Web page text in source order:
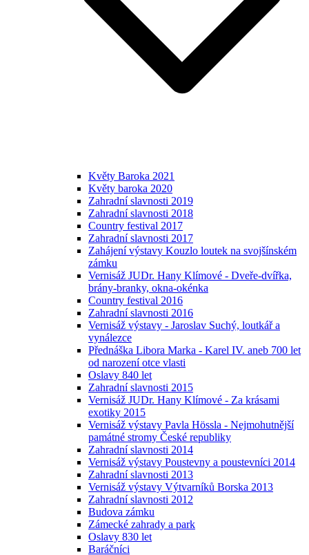
Květy Baroka 2021
Květy baroka 2020
Zahradní slavnosti 2019
Zahradní slavnosti 2018
Country festival 2017
Zahradní slavnosti 2017
Zahájení výstavy Kouzlo loutek na svojšínském
zámku
Vernisáž JUDr. Hany Klímové - Dveře-dvířka,
brány-branky, okna-okénka
Country festival 2016
Zahradní slavnosti 2016
Vernisáž výstavy - Jaroslav Suchý, loutkář a
vynálezce
Přednáška Libora Marka - Karel IV. aneb 700 let
od narození otce vlasti
Oslavy 840 let
Zahradní slavnosti 2015
Vernisáž JUDr. Hany Klímové - Za krásami
exotiky 2015
Vernisáž výstavy Pavla Hössla - Nejmohutnější
památné stromy České republiky
Zahradní slavnosti 2014
Vernisáž výstavy Poustevny a poustevníci 2014
Zahradní slavnosti 2013
Vernisáž výstavy Výtvarníků Borska 2013
Zahradní slavnosti 2012
Budova zámku
Zámecké zahrady a park
Oslavy 830 let
Baráčníci